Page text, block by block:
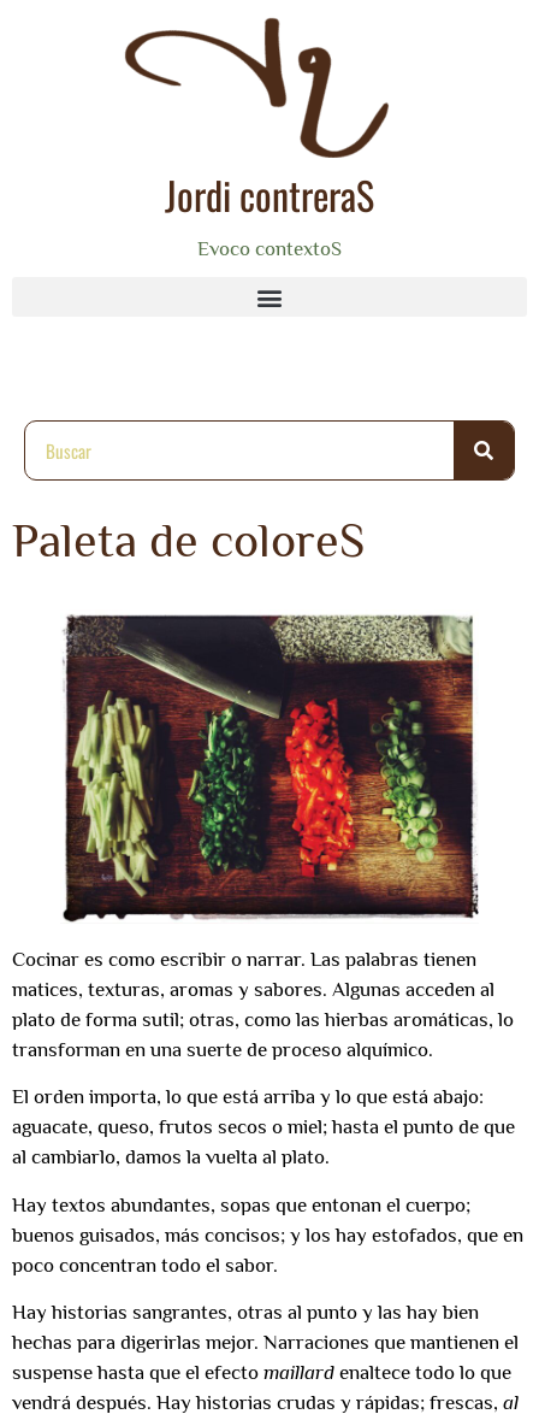
Jordi contreraS
Evoco contextoS
Paleta de coloreS
Cocinar es como escribir o narrar. Las palabras tienen
matices, texturas, aromas y sabores. Algunas acceden al
plato de forma sutil; otras, como las hierbas aromáticas, lo
transforman en una suerte de proceso alquímico.
El orden importa, lo que está arriba y lo que está abajo:
aguacate, queso, frutos secos o miel; hasta el punto de que
al cambiarlo, damos la vuelta al plato.
Hay textos abundantes, sopas que entonan el cuerpo;
buenos guisados, más concisos; y los hay estofados, que en
poco concentran todo el sabor.
Hay historias sangrantes, otras al punto y las hay bien
hechas para digerirlas mejor. Narraciones que mantienen el
suspense hasta que el efecto maillard enaltece todo lo que
vendrá después. Hay historias crudas y rápidas; frescas, al